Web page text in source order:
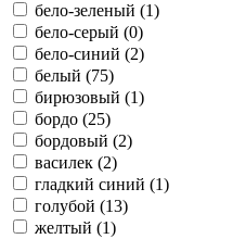
бело-зеленый (1)
бело-серый (0)
бело-синий (2)
белый (75)
бирюзовый (1)
бордо (25)
бордовый (2)
василек (2)
гладкий синий (1)
голубой (13)
желтый (1)